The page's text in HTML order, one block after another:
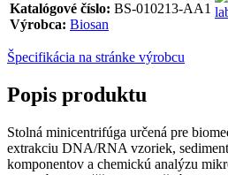
Katalógové číslo: BS-010213-AA1
Výrobca: Biosan
Špecifikácia na stránke výrobcu
Popis produktu
Stolná minicentrifúga určená pre
extrakciu DNA/RNA vzoriek,
komponentov a chemickú analýzu